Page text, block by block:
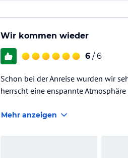
Wir kommen wieder
6 / 6
Schon bei der Anreise wurden wir
herrscht eine enspannte
Mehr anzeigen